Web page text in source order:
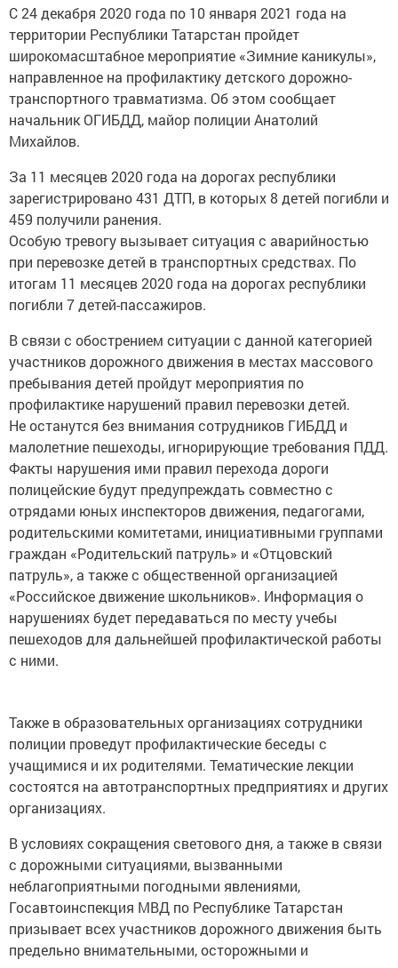
С 24 декабря 2020 года по 10 января 2021 года на
территории Республики Татарстан пройдет
широкомасштабное мероприятие «Зимние каникулы»,
направленное на профилактику детского дорожно-
транспортного травматизма. Об этом сообщает
начальник ОГИБДД, майор полиции Анатолий
Михайлов.
За 11 месяцев 2020 года на дорогах республики
зарегистрировано 431 ДТП, в которых 8 детей погибли и
459 получили ранения.
Особую тревогу вызывает ситуация с аварийностью
при перевозке детей в транспортных средствах. По
итогам 11 месяцев 2020 года на дорогах республики
погибли 7 детей-пассажиров.
В связи с обострением ситуации с данной категорией
участников дорожного движения в местах массового
пребывания детей пройдут мероприятия по
профилактике нарушений правил перевозки детей.
Не останутся без внимания сотрудников ГИБДД и
малолетние пешеходы, игнорирующие требования ПДД.
Факты нарушения ими правил перехода дороги
полицейские будут предупреждать совместно с
отрядами юных инспекторов движения, педагогами,
родительскими комитетами, инициативными группами
граждан «Родительский патруль» и «Отцовский
патруль», а также с общественной организацией
«Российское движение школьников». Информация о
нарушениях будет передаваться по месту учебы
пешеходов для дальнейшей профилактической работы
с ними.
Также в образовательных организациях сотрудники
полиции проведут профилактические беседы с
учащимися и их родителями. Тематические лекции
состоятся на автотранспортных предприятиях и других
организациях.
В условиях сокращения светового дня, а также в связи
с дорожными ситуациями, вызванными
неблагоприятными погодными явлениями,
Госавтоинспекция МВД по Республике Татарстан
призывает всех участников дорожного движения быть
предельно внимательными, осторожными и